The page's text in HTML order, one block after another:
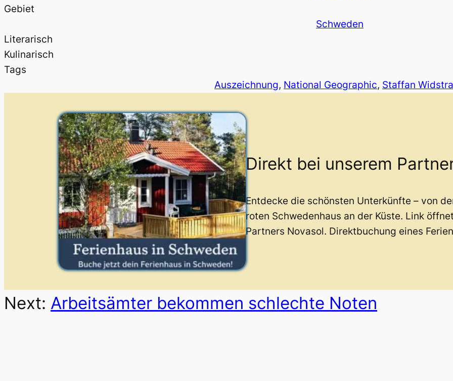
Gebiet
Schweden
Literarisch
Kulinarisch
Tags
Auszeichnung, National Geographic, Staffan
Direkt bei unserem
Entdecke die schönsten Unterkünfte – von
roten Schwedenhaus an der Küste. Link
Partners Novasol. Direktbuchung eines
Next: Arbeitsämter bekommen schlechte Noten